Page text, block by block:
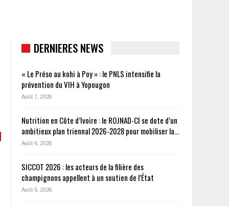
DERNIERES NEWS
« Le Préso au kohi à Poy » : le PNLS intensifie la
prévention du VIH à Yopougon
Août 7, 2026
Nutrition en Côte d’Ivoire : le ROJNAD-CI se dote d’un
ambitieux plan triennal 2026-2028 pour mobiliser la…
Août 6, 2026
SICCOT 2026 : les acteurs de la filière des
champignons appellent à un soutien de l’État
Août 6, 2026